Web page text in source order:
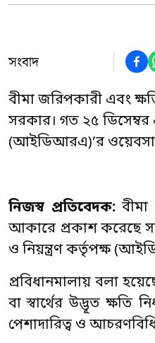
সংবাদ
বীমা জরিপকারী এবং
সরকার। গত ২৫
(আইডিআরএ)’র
নিজস্ব প্রতিবেদক:
আকারে প্রকাশ করেছে
ও নিয়ন্ত্রণ কর্তৃপক্ষ
প্রবিধানমালায় বলা
বা স্বার্থের উদ্ভূত ক্ষতি
পেশাদারিত্ব ও